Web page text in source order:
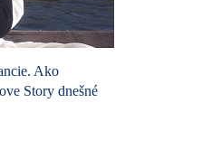
Ako
Story dnešné